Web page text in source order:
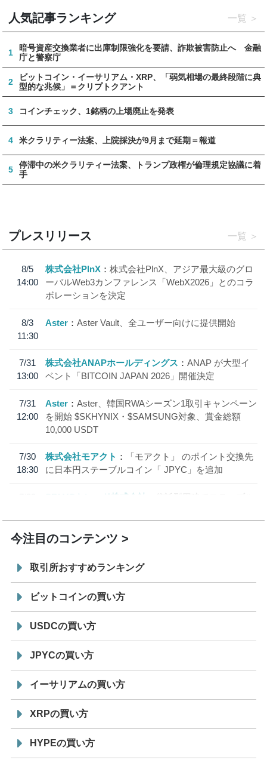
人気記事ランキング 一覧
1
暗号資産交換業者に出庫制限強化を要請、詐欺被害防止へ 金融
庁と警察庁
2
ビットコイン・イーサリアム・XRP、「弱気相場の最終段階に典
型的な兆候」＝クリプトクアント
3 コインチェック、1銘柄の上場廃止を発表
4 米クラリティー法案、上院採決が9月まで延期＝報道
5
停滞中の米クラリティー法案、トランプ政権が倫理規定協議に着
手
プレスリリース 一覧
8/5
14:00
株式会社PlnX
株式会社PlnX、アジア最大級のグロ
ーバルWeb3カンファレンス「WebX2026」とのコラ
ボレーションを決定
8/3
11:30
Aster Aster Vault、全ユーザー向けに提供開始
7/31
13:00
株式会社ANAPホールディングス
ANAP が大型イ
ベント「BITCOIN JAPAN 2026」開催決定
7/31
12:00
Aster
Aster、韓国RWAシーズン1取引キャンペーン
を開始 $SKHYNIX・$SAMSUNG対象、賞金総額
10,000 USDT
7/30
18:30
株式会社モアクト
「モアクト」 のポイント交換先
に日本円ステーブルコイン「 JPYC」を追加
7/29
SBI VCトレード株式会社
信託型円建てステーブル
今注目のコンテンツ
取引所おすすめランキング
ビットコインの買い方
USDCの買い方
JPYCの買い方
イーサリアムの買い方
XRPの買い方
HYPEの買い方